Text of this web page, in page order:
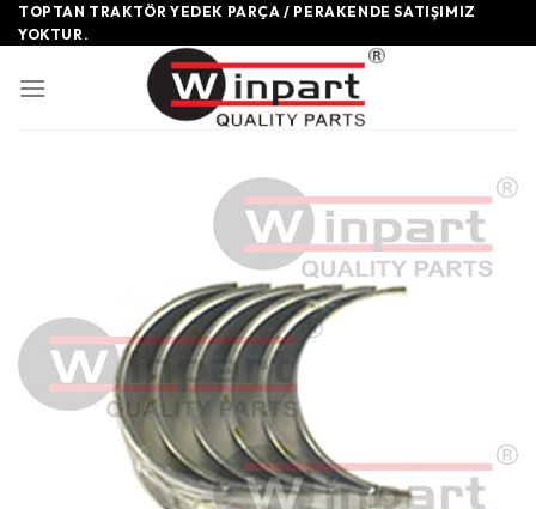
Skip
to
TOPTAN TRAKTÖR YEDEK PARÇA / PERAKENDE SATIŞIMIZ
YOKTUR.